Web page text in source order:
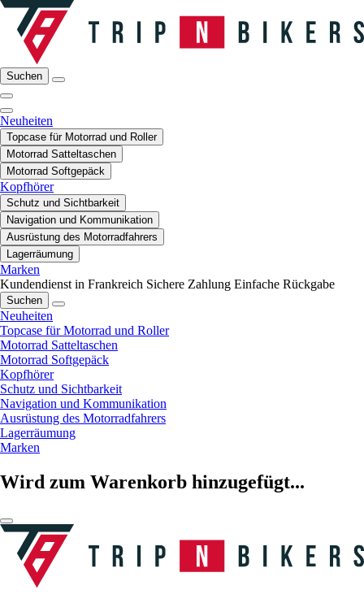
Suchen
Neuheiten
Topcase für Motorrad und Roller
Motorrad Satteltaschen
Motorrad Softgepäck
Kopfhörer
Schutz und Sichtbarkeit
Navigation und Kommunikation
Ausrüstung des Motorradfahrers
Lagerräumung
Marken
Kundendienst in Frankreich Sichere Zahlung Einfache Rückgabe
Suchen
Neuheiten
Topcase für Motorrad und Roller
Motorrad Satteltaschen
Motorrad Softgepäck
Kopfhörer
Schutz und Sichtbarkeit
Navigation und Kommunikation
Ausrüstung des Motorradfahrers
Lagerräumung
Marken
Wird zum Warenkorb hinzugefügt...